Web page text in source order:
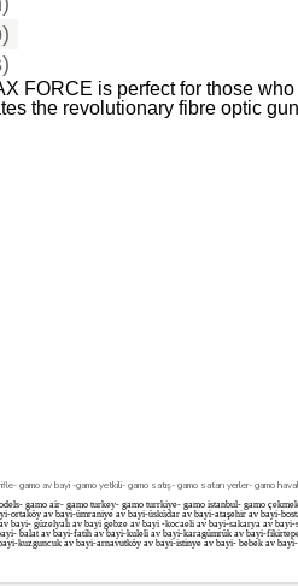
FORCE is perfect for those
the revolutionary fibre optic
av bayi -gamo yetkili- gamo satış- gamo satan yerler- gamo
gamo air- gamo turkey- gamo turrkiye- gamo istanbul- gamo
av bayi-ümraniye av bayi-üsküdar av bayi-ataşehir av bayi-
güzelyalı av bayi gebze av bayi -kocaeli av bayi-sakarya av
balat av bayi-fatih av bayi-kuleli av bayi-karagümrük av bayi-
kuzguncuk av bayi-arnavutköy av bayi-istinye av bayi- bebek av